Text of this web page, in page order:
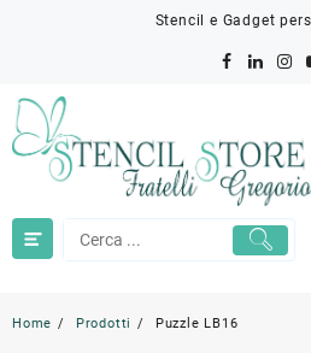
Stencil e Gadget
Home Prodotti Puzzle LB16